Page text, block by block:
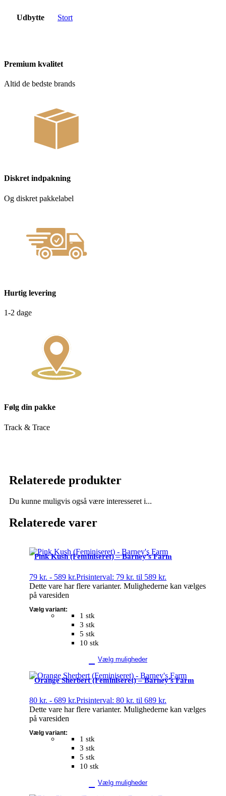
Udbytte Stort
Premium kvalitet
Altid de bedste brands
Diskret indpakning
Og diskret pakkelabel
Hurtig levering
1-2 dage
Følg din pakke
Track & Trace
Relaterede produkter
Du kunne muligvis også være interesseret i...
Relaterede varer
Pink Kush (Feminiseret) – Barney’s Farm
79 kr. - 589 kr.Prisinterval: 79 kr. til 589 kr.
1 stk
3 stk
5 stk
10 stk
Vælg variant:
Vælg muligheder
Dette vare har flere varianter. Mulighederne kan vælges
på varesiden
Orange Sherbert (Feminiseret) – Barney’s Farm
80 kr. - 689 kr.Prisinterval: 80 kr. til 689 kr.
1 stk
3 stk
5 stk
10 stk
Vælg variant:
Vælg muligheder
Dette vare har flere varianter. Mulighederne kan vælges
på varesiden